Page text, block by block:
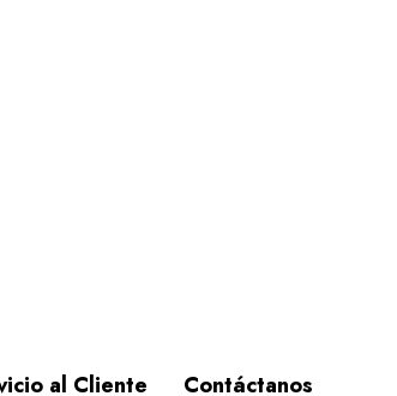
al Cliente Contáctanos